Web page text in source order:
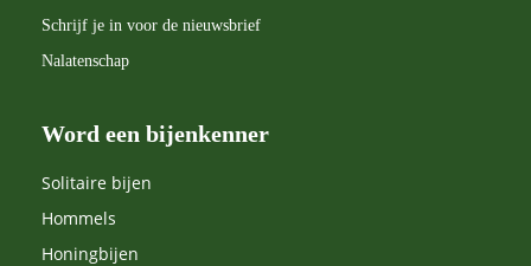
Schrijf je in voor de nieuwsbrief
Nalatenschap
Word een bijenkenner
Solitaire bijen
Hommels
Honingbijen